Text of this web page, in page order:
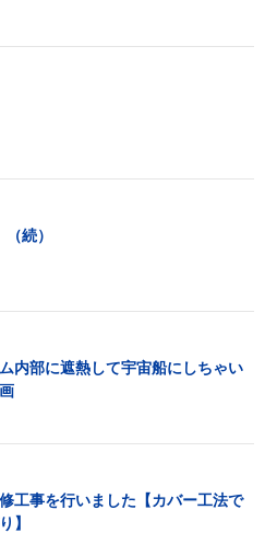
続）
内部に遮熱して宇宙船にしちゃい
工事を行いました【カバー工法で
】